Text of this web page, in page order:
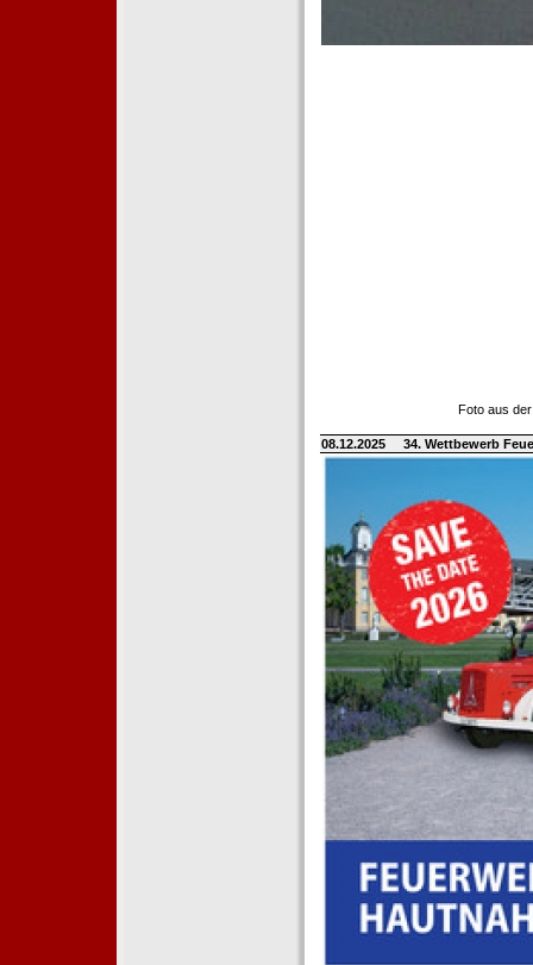
Foto aus
08.12.2025 34. Wettbewerb